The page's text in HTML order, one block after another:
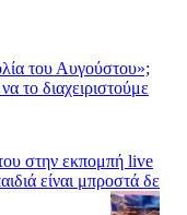
του Αυγούστου»;
το διαχειριστούμε
στην εκπομπή live
είναι μπροστά δε